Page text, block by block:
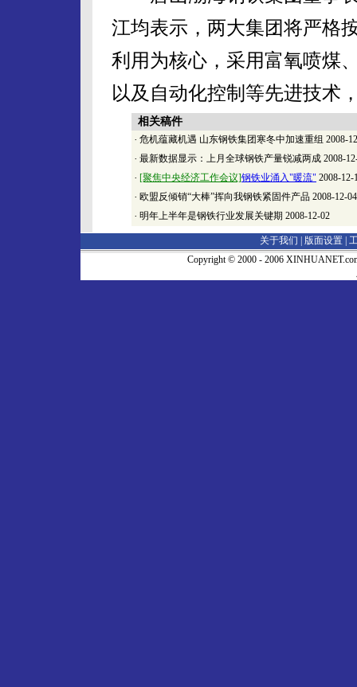
江均表示，两大集团将严格
利用为核心，采用富氧喷煤
以及自动化控制等先进技术
相关稿件
· 危机蕴藏机遇 山东钢铁集团寒冬中加速重组 2008-
· 最新数据显示：上月全球钢铁产量锐减两成 2008-
· [聚焦中央经济工作会议]钢铁业涌入"暖流" 2008-12-
· 欧盟反倾销“大棒”挥向我钢铁紧固件产品 2008-12-04
· 明年上半年是钢铁行业发展关键期 2008-12-02
关于我们 | 版面设置
Copyright © 2000 - 2006